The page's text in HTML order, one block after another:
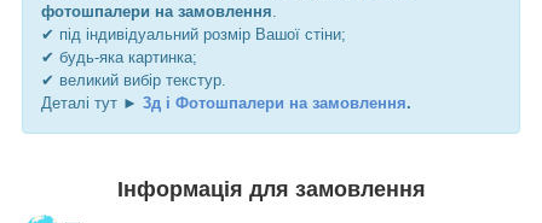
фотошпалери на замовлення
✔ під індивідуальний розмір Вашої стіни;
✔ будь-яка картинка;
✔ великий вибір текстур.
Деталі тут ► 3д і Фотошпалери на замовлення.
Інформація для замовлення